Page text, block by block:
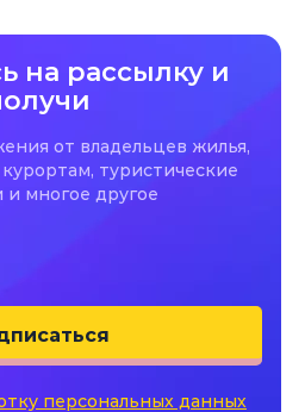
на рассылку и
от владельцев жилья,
туристические
и многое другое
персональных данных